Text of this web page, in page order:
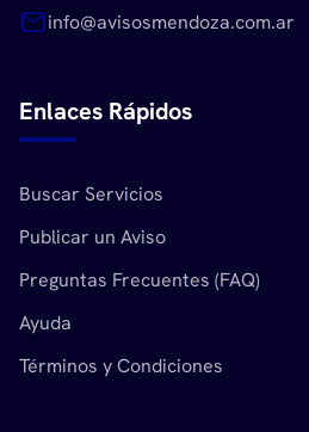
mailinfo@avisosmendoza.com.ar
Enlaces Rápidos
Buscar Servicios
Publicar un Aviso
Preguntas Frecuentes (FAQ)
Ayuda
Términos y Condiciones